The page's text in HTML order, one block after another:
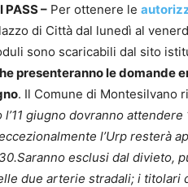
PASS – Per ottenere le
di Città dal lunedì al
sono scaricabili dal sito
presenteranno le domande
. Il Comune di Montesilvano
l’11 giugno dovranno
l’Urp resterà
esclusi dal divieto,
due arterie stradali; i